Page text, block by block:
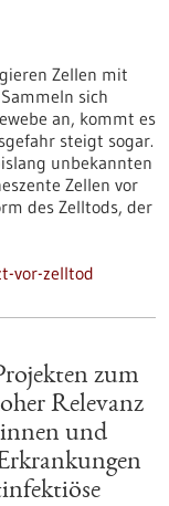
Zellen mit
sich
an, kommt es
steigt sogar.
unbekannten
Zellen vor
des Zelltods, der
vor-zelltod
zum
Relevanz
und